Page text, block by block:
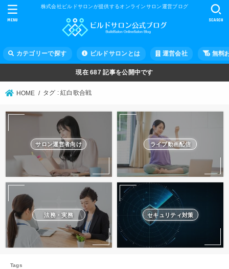
株式会社ビルドサロンが提供するオンラインサロン運営ブログ
カテゴリーで探す ビルドサロンとは 運営会社 無料
SEARCH
MENU
現在687 記事を公開中です
HOME タグ : 紅白歌合戦
サロン運営者向け ライブ動画配信
法務・実務 セキュリティ対策